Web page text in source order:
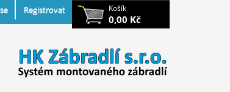
Košík
0,00 Kč
Registrovat